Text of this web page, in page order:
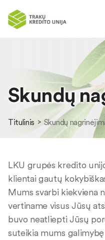
Skundų
Titulinis Skundų
LKU grupės kredito
klientai gautų
Mums svarbi kiekviena
vertiname visus Jūsų
buvo neatliepti Jūsų
suteikia mums